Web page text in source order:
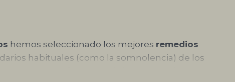
hemos seleccionado los mejores remedios
habituales (como la somnolencia) de los